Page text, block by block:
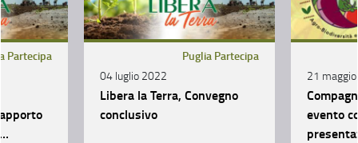
Partecipa
Puglia Partecipa
04 luglio 2022
Libera la Terra, Convegno
conclusivo
21
evento